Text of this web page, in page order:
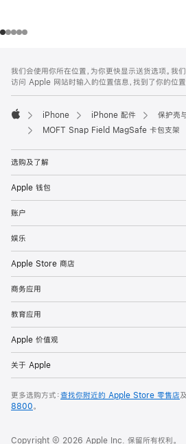
页
页
脚
注
我们会使用你所在位置，为你更快显示送货选项。我
访问 Apple 网站时输入的位置信息，找到了你的位置
Apple
iPhone iPhone 配件
保护壳
MOFT Snap Field MagSafe 卡包支架
选购及了解
Apple 钱包
账户
娱乐
Apple Store 商店
商务应用
教育应用
Apple 价值观
关于 Apple
更多选购方式：查找你附近的 Apple Store 零售店及
8800。
Copyright © 2026 Apple Inc. 保留所有权利。